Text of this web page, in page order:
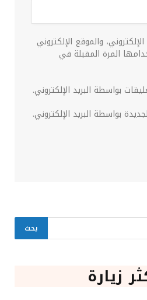
والموقع الإلكتروني
المرة المقبلة في
بواسطة البريد الإلكتروني.
بواسطة البريد الإلكتروني.
زيارة